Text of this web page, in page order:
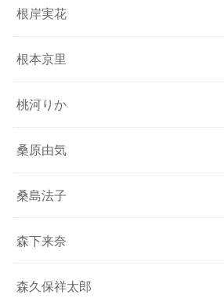
根岸実花
根本京里
桃河りか
桑原由気
桑島法子
森下来奈
森久保祥太郎